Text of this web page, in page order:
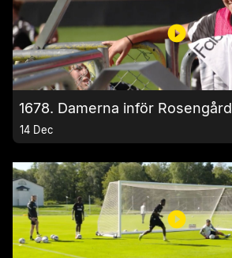
1678. Damerna inför Rosengård
14 Dec